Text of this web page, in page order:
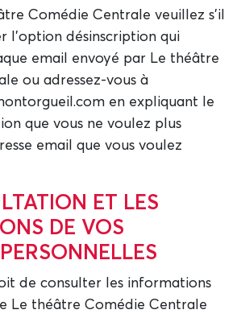
Comédie Centrale veuillez s'il
l'option désinscription qui
email envoyé par Le théâtre
ou adressez-vous à
en expliquant le
que vous ne voulez plus
email que vous voulez
ET LES
DE VOS
de consulter les informations
Le théâtre Comédie Centrale